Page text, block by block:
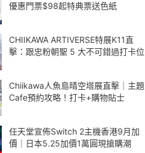
優惠門票$98起特典票送色紙
CHIIKAWA ARTIVERSE特展K11直
擊：跟忠粉朝聖 5 大不可錯過打卡位
Chiikawa人魚島晴空塔展直擊｜主題
Cafe預約攻略！打卡+購物貼士
任天堂宣佈Switch 2主機香港9月加
價｜日本5.25加價1萬圓現搶購潮